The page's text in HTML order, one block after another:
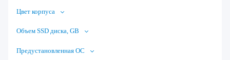
Цвет корпуса
Объем SSD диска, GB
Предустановленная ОС